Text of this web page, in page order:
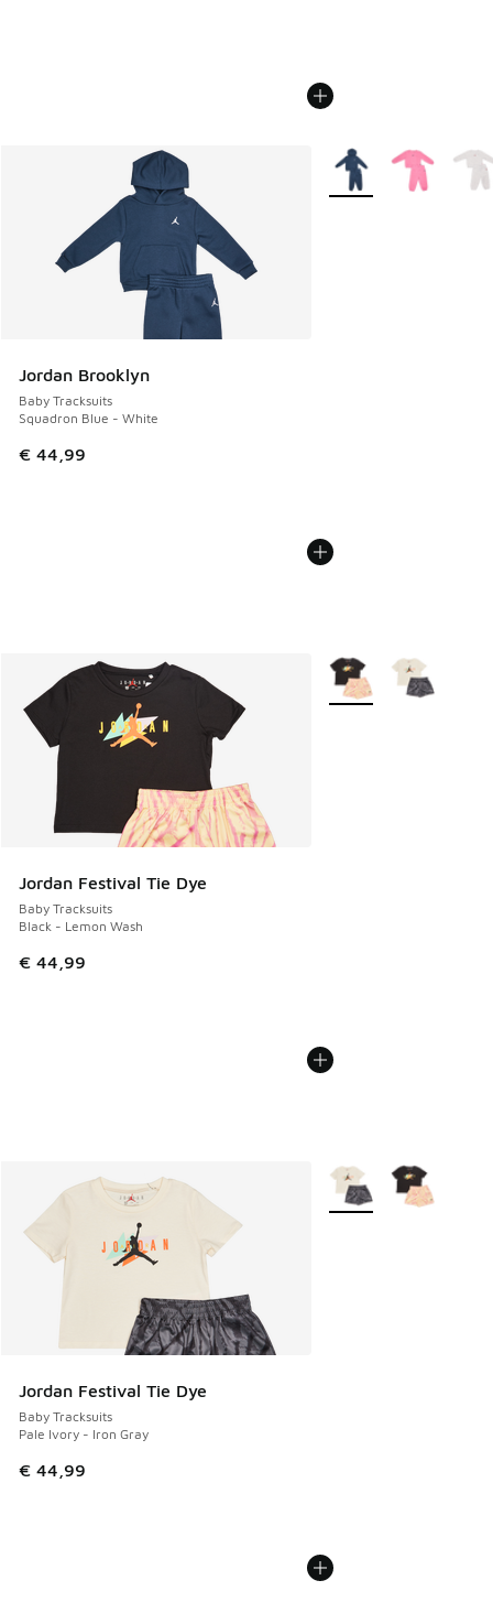
Jordan Brooklyn
Baby Tracksuits
Squadron Blue - White
€ 44,99
Meer kleuren
Jordan Festival Tie Dye
Baby Tracksuits
Black - Lemon Wash
€ 44,99
Meer kleuren
Jordan Festival Tie Dye
Baby Tracksuits
Pale Ivory - Iron Gray
€ 44,99
Meer kleuren